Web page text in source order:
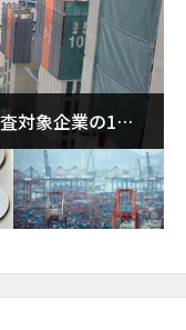
対象企業の1割
増